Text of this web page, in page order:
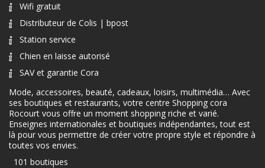
Wifi gratuit
Distributeur de Colis | bpost
Station service
Chien en laisse autorisé
SAV et garantie Cora
Mode, accessoires, beauté, cadeaux, loisirs, multimédia… Avec
ses boutiques et restaurants, votre centre Shopping cora
Rocourt vous offre un moment shopping riche et varié.
Enseignes internationales et boutiques indépendantes, tout est
là pour vous permettre de créer votre propre style et répondre à
toutes vos envies.
101 boutiques